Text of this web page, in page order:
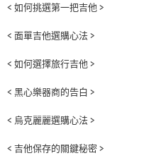
< 如何挑選第一把吉他 >
< 面單吉他選購心法 >
< 如何選擇旅行吉他 >
< 黑心樂器商的告白 >
< 烏克麗麗選購心法 >
< 吉他保存的關鍵秘密 >